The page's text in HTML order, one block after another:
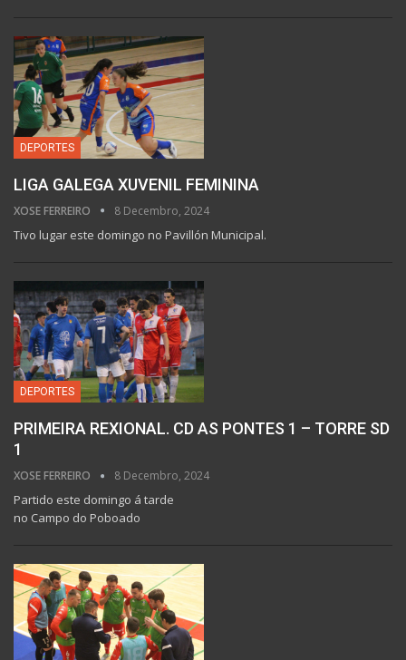
DEPORTES
LIGA GALEGA XUVENIL FEMININA
XOSE FERREIRO 8 Decembro, 2024
Tivo lugar este domingo no Pavillón Municipal.
DEPORTES
PRIMEIRA REXIONAL. CD AS PONTES 1 – TORRE SD
1
XOSE FERREIRO 8 Decembro, 2024
Partido este domingo á tarde
no Campo do Poboado